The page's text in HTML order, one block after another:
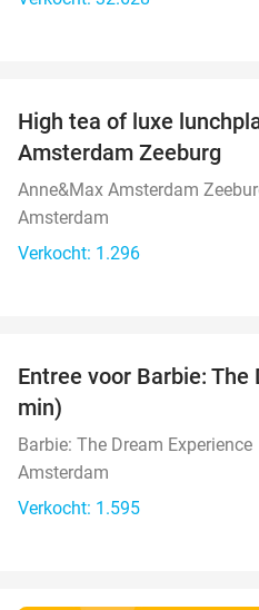
High tea of luxe
Amsterdam Zeeburg
Anne&Max Amsterdam
Amsterdam
Verkocht: 1.296
Entree voor Barbie:
min)
Barbie: The Dream Experience
Amsterdam
Verkocht: 1.595